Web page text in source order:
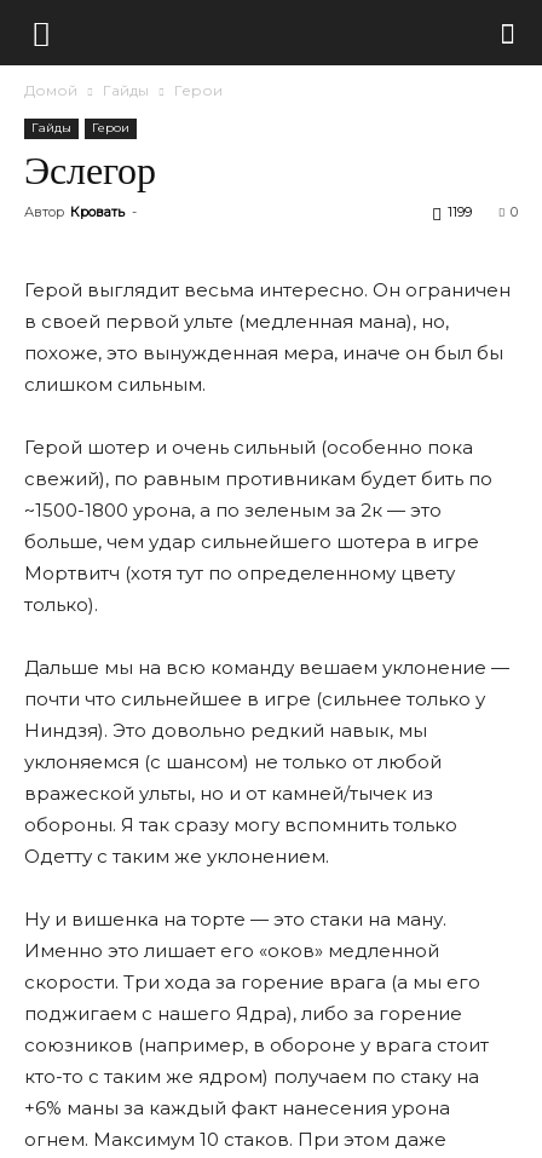
Домой Гайды Герои
Гайды Герои
Эслегор
Автор Кровать - 0
1199
Герой выглядит весьма интересно. Он ограничен
в своей первой ульте (медленная мана), но,
похоже, это вынужденная мера, иначе он был бы
слишком сильным.
Герой шотер и очень сильный (особенно пока
свежий), по равным противникам будет бить по
~1500-1800 урона, а по зеленым за 2к — это
больше, чем удар сильнейшего шотера в игре
Мортвитч (хотя тут по определенному цвету
только).
Дальше мы на всю команду вешаем уклонение —
почти что сильнейшее в игре (сильнее только у
Ниндзя). Это довольно редкий навык, мы
уклоняемся (с шансом) не только от любой
вражеской ульты, но и от камней/тычек из
обороны. Я так сразу могу вспомнить только
Одетту с таким же уклонением.
Ну и вишенка на торте — это стаки на ману.
Именно это лишает его «оков» медленной
скорости. Три хода за горение врага (а мы его
поджигаем с нашего Ядра), либо за горение
союзников (например, в обороне у врага стоит
кто-то с таким же ядром) получаем по стаку на
+6% маны за каждый факт нанесения урона
огнем. Максимум 10 стаков. При этом даже